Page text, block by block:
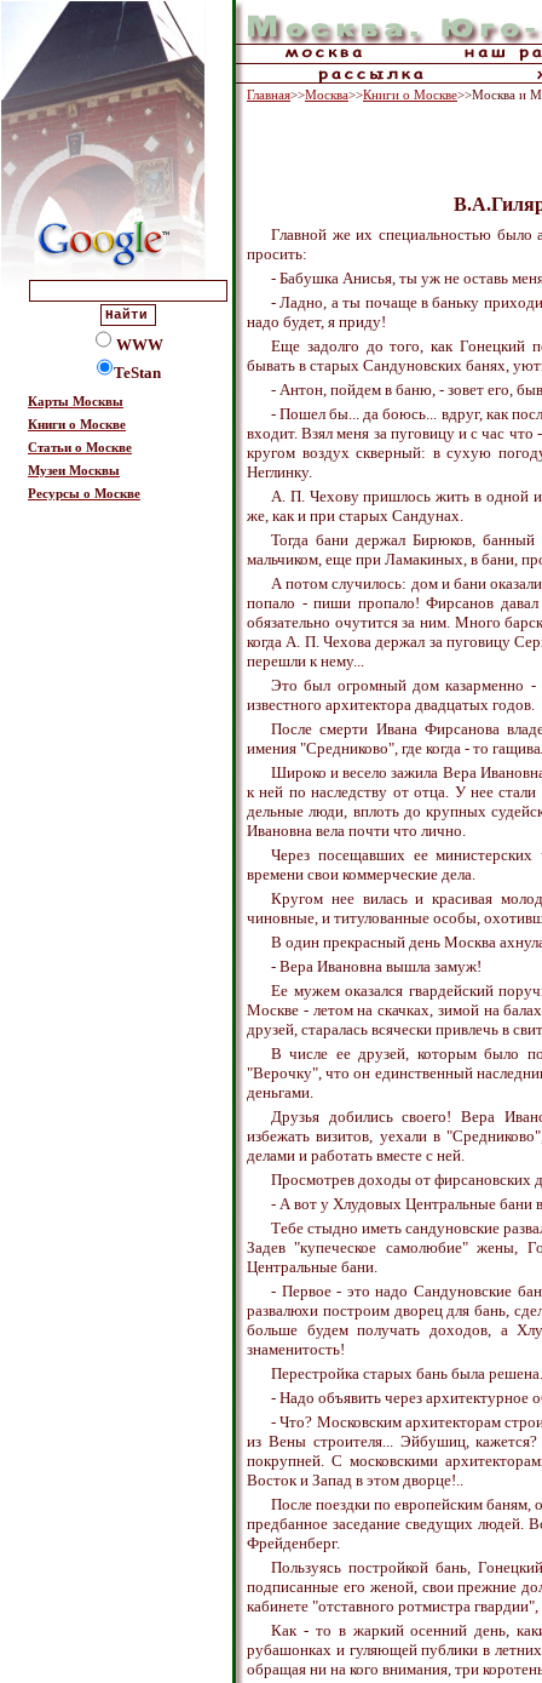
WWW
TeStan
Карты Москвы
Книги о Москве
Статьи о Москве
Музеи Москвы
Ресурсы о Москве
Главная>>Москва>>Книги о Москве>>Москва и
Главной же их специальностью было
просить:
- Бабушка Анисья, ты уж не оставь
- Ладно, а ты почаще в баньку
надо будет, я приду!
Еще задолго до того, как Гонецкий
бывать в старых Сандуновских банях,
- Антон, пойдем в баню, - зовет его,
- Пошел бы... да боюсь... вдруг, как
входит. Взял меня за пуговицу и с час
кругом воздух скверный: в сухую
Неглинку.
А. П. Чехову пришлось жить в одной
же, как и при старых Сандунах.
Тогда бани держал Бирюков,
мальчиком, еще при Ламакиных, в бани,
А потом случилось: дом и бани
попало - пиши пропало! Фирсанов
обязательно очутится за ним. Много
когда А. П. Чехова держал за пуговицу
перешли к нему...
Это был огромный дом казарменно -
известного архитектора двадцатых годов.
После смерти Ивана Фирсанова
имения "Средниково", где когда - то
Широко и весело зажила Вера
к ней по наследству от отца. У нее
дельные люди, вплоть до крупных
Ивановна вела почти что лично.
Через посещавших ее
времени свои коммерческие дела.
Кругом нее вилась и красивая
чиновные, и титулованные особы,
В один прекрасный день Москва
- Вера Ивановна вышла замуж!
Ее мужем оказался гвардейский
Москве - летом на скачках, зимой на
друзей, старалась всячески привлечь в
В числе ее друзей, которым было
"Верочку", что он единственный
деньгами.
Друзья добились своего! Вера
избежать визитов, уехали в
делами и работать вместе с ней.
Просмотрев доходы от фирсановских
- А вот у Хлудовых Центральные бани
Тебе стыдно иметь сандуновские
Задев "купеческое самолюбие" жены,
Центральные бани.
- Первое - это надо Сандуновские
развалюхи построим дворец для бань,
больше будем получать доходов, а
знаменитость!
Перестройка старых бань была
- Надо объявить через архитектурное
- Что? Московским архитекторам
из Вены строителя... Эйбушиц,
покрупней. С московскими
Восток и Запад в этом дворце!..
После поездки по европейским баням,
предбанное заседание сведущих людей.
Фрейденберг.
Пользуясь постройкой бань,
подписанные его женой, свои прежние
кабинете "отставного ротмистра
Как - то в жаркий осенний день,
рубашонках и гуляющей публики в
обращая ни на кого внимания, три